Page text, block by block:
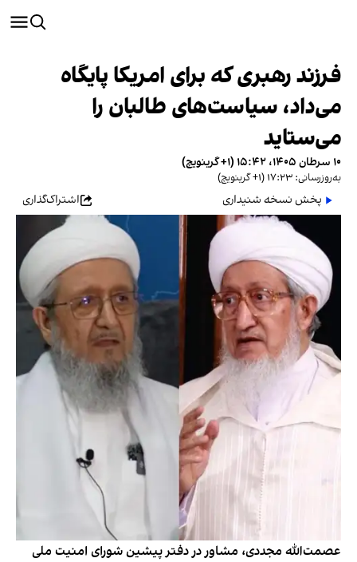
فرزند رهبری که برای امریکا پایگاه
می‌داد، سیاست‌های طالبان را
می‌ستاید
۱۰ سرطان ۱۴۰۵، ۱۵:۴۲ (‎+۱ گرینویچ)
به‌روزرسانی: ۱۷:۲۳ (‎+۱ گرینویچ)
پخش نسخه شنیداری اشتراک‌گذاری
عصمت‌الله مجددی، مشاور در دفتر پیشین شورای امنیت ملی